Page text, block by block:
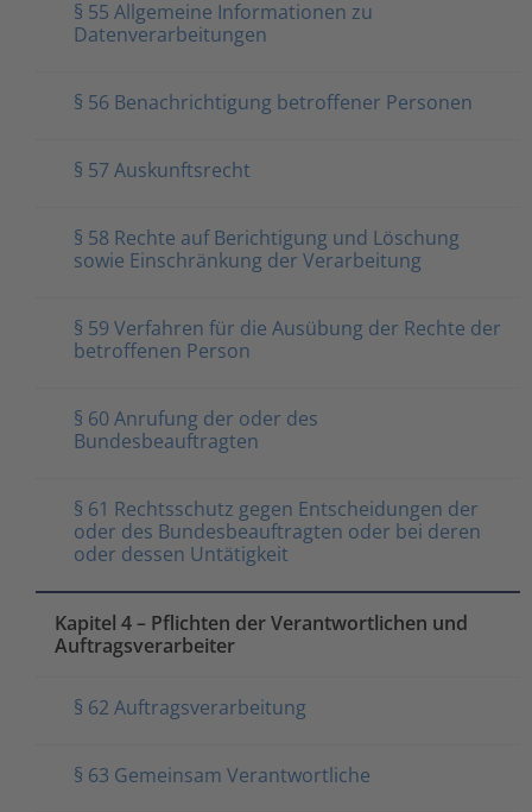
§ 55 Allgemeine Informationen zu
Datenverarbeitungen
§ 56 Benachrichtigung betroffener Personen
§ 57 Auskunftsrecht
§ 58 Rechte auf Berichtigung und Löschung
sowie Einschränkung der Verarbeitung
§ 59 Verfahren für die Ausübung der Rechte der
betroffenen Person
§ 60 Anrufung der oder des
Bundesbeauftragten
§ 61 Rechtsschutz gegen Entscheidungen der
oder des Bundesbeauftragten oder bei deren
oder dessen Untätigkeit
Kapitel 4 – Pflichten der Verantwortlichen und
Auftragsverarbeiter
§ 62 Auftragsverarbeitung
§ 63 Gemeinsam Verantwortliche